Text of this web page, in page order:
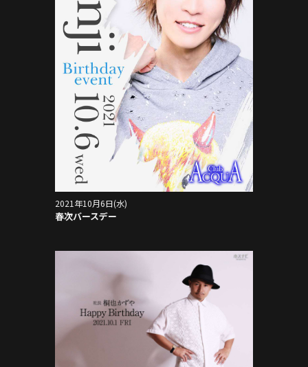
2021年10月6日(水)
春次バースデー